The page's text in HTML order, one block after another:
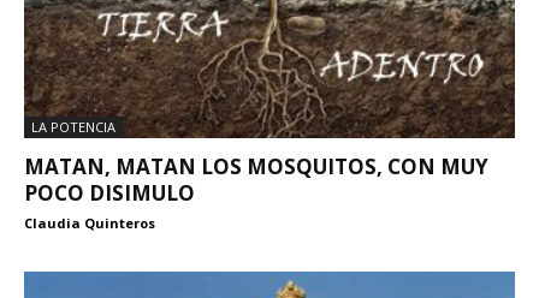
LA POTENCIA
MATAN, MATAN LOS MOSQUITOS, CON MUY
POCO DISIMULO
Claudia Quinteros